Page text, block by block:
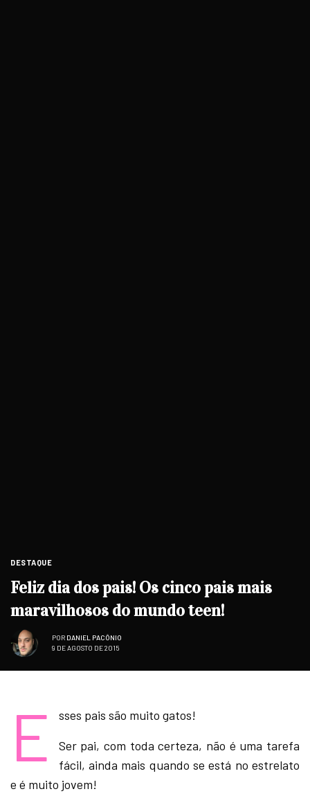
DESTAQUE
Feliz dia dos pais! Os cinco pais mais
maravilhosos do mundo teen!
POR DANIEL PACÔNIO
9 DE AGOSTO DE 2015
E
sses pais são muito gatos!
Ser pai, com toda certeza, não é uma tarefa
fácil, ainda mais quando se está no estrelato
e é muito jovem!